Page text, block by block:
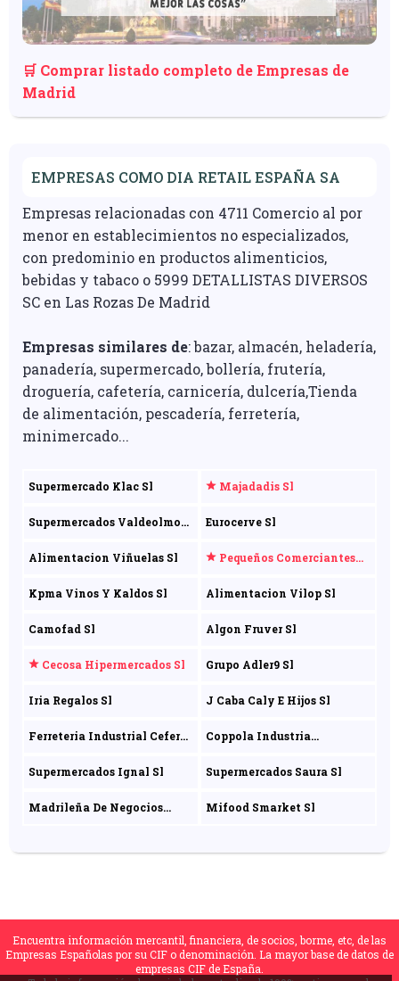
🛒 Comprar listado completo de Empresas de
Madrid
EMPRESAS COMO DIA RETAIL ESPAÑA SA
Empresas relacionadas con 4711 Comercio al por
menor en establecimientos no especializados,
con predominio en productos alimenticios,
bebidas y tabaco o 5999 DETALLISTAS DIVERSOS
SC en Las Rozas De Madrid
Empresas similares de: bazar, almacén, heladería,
panadería, supermercado, bollería, frutería,
droguería, cafetería, carnicería, dulcería,Tienda
de alimentación, pescadería, ferretería,
minimercado...
Supermercado Klac Sl Majadadis Sl
Supermercados Valdeolmos
Eurocerve Sl
Alimentacion Viñuelas Sl
Pequeños Comerciantes
Kpma Vinos Y Kaldos Sl
Alimentacion Vilop Sl
Camofad Sl Algon Fruver Sl
Cecosa Hipermercados Sl Grupo Adler9 Sl
Iria Regalos Sl J Caba Caly E Hijos Sl
Ferreteria Industrial Cefera
Coppola Industria
Supermercados Ignal Sl
Supermercados Saura Sl
Madrileña De Negocios
Mifood Smarket Sl
Encuentra información mercantil, financiera, de socios, borme, etc, de las
Empresas Españolas por su CIF o denominación. La mayor base de datos de
empresas CIF de España.